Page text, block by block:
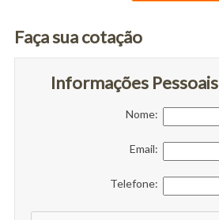
Faça sua cotação
Informações Pessoais
Nome:
Email:
Telefone: